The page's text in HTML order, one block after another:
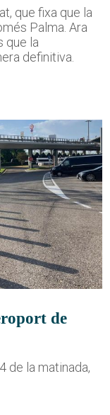
que fixa que la
Palma. Ara
que la
definitiva.
de
de la matinada,